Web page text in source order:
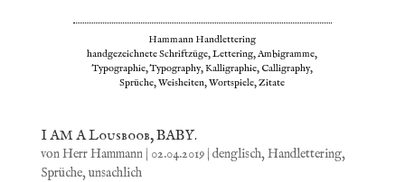
Hammann Handlettering
handgezeichnete Schriftzüge, Lettering, Ambigramme,
Typographie, Typography, Kalligraphie, Calligraphy,
Sprüche, Weisheiten, Wortspiele, Zitate
I AM A Lousboob, BABY.
vonHerr Hammann| 02.04.2019| denglisch,Handlettering,
Sprüche,unsachlich